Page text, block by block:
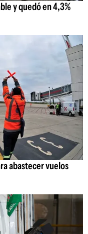
y quedó en 4,3%
abastecer vuelos